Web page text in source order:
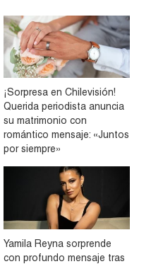
¡Sorpresa en Chilevisión!
Querida periodista anuncia
su matrimonio con
romántico mensaje: «Juntos
por siempre»
Yamila Reyna sorprende
con profundo mensaje tras